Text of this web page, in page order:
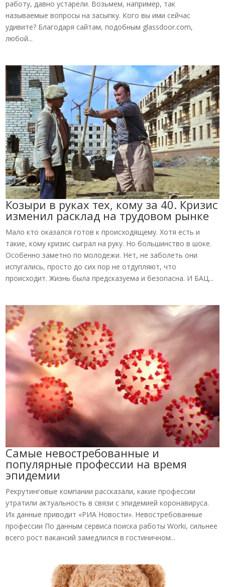
работу, давно устарели. Возьмем, например, так
называемые вопросы на засыпку. Кого вы ими сейчас
удивите? Благодаря сайтам, подобным glassdoor.com,
любой...
Козыри в руках тех, кому за 40. Кризис
изменил расклад на трудовом рынке
Мало кто оказался готов к происходящему. Хотя есть и
такие, кому кризис сыграл на руку. Но большинство в шоке.
Особенно заметно по молодежи. Нет, не заболеть они
испугались, просто до сих пор не отдупляют, что
происходит. Жизнь была предсказуема и безопасна. И БАЦ...
Самые невостребованные и
популярные профессии на время
эпидемии
Рекрутинговые компании рассказали, какие профессии
утратили актуальность в связи с эпидемией коронавируса.
Их данные приводит «РИА Новости». Невостребованные
профессии По данным сервиса поиска работы Worki, сильнее
всего рост вакансий замедлился в гостиничном...